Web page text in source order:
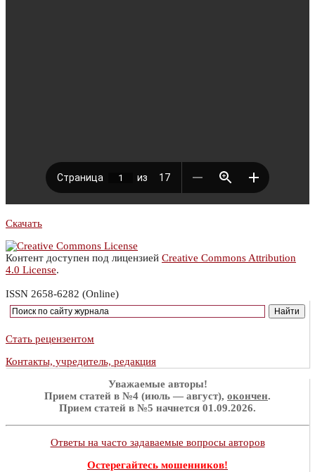
Скачать
Контент доступен под лицензией Creative Commons Attribution
4.0 License.
ISSN 2658-6282 (Online)
Стать рецензентом
Контакты, учредитель, редакция
Уважаемые авторы!
Прием статей в №4 (июль — август), окончен.
Прием статей в №5 начнется 01.09.2026.
Ответы на часто задаваемые вопросы авторов
Остерегайтесь мошенников!